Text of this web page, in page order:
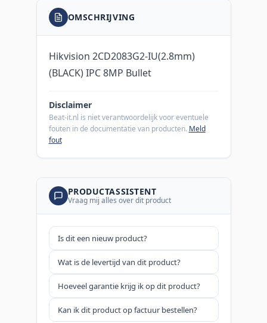
OMSCHRIJVING
Hikvision 2CD2083G2-IU(2.8mm)
(BLACK) IPC 8MP Bullet
Disclaimer
Beat-it.nl is niet verantwoordelijk voor eventuele
fouten in de documentatie van producten. Meld
fout
PRODUCTASSISTENT
Vraag mij alles over dit product
Is dit een nieuw product?
Wat is de levertijd van dit product?
Hoeveel garantie krijg ik op dit product?
Kan ik dit product op factuur bestellen?